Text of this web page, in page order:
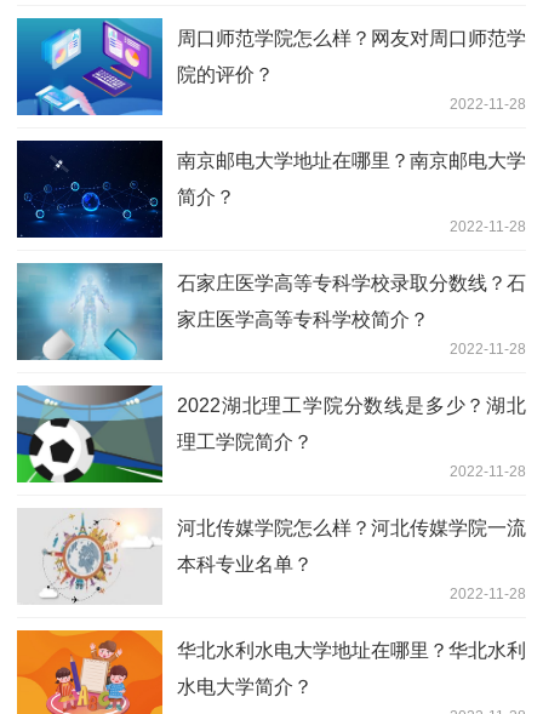
周口师范学院怎么样？网友对周口师范学
院的评价？
2022-11-28
南京邮电大学地址在哪里？南京邮电大学
简介？
2022-11-28
石家庄医学高等专科学校录取分数线？石
家庄医学高等专科学校简介？
2022-11-28
2022湖北理工学院分数线是多少？湖北
理工学院简介？
2022-11-28
河北传媒学院怎么样？河北传媒学院一流
本科专业名单？
2022-11-28
华北水利水电大学地址在哪里？华北水利
水电大学简介？